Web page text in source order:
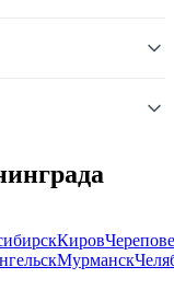
Киров
Мурманск